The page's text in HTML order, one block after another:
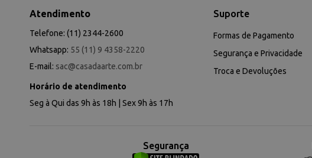
Atendimento
Telefone: (11) 2344-2600
Whatsapp: 55 (11) 9 4358-2220
E-mail: sac@casadaarte.com.br
Horário de atendimento
Seg à Qui das 9h às 18h | Sex 9h às 17h
Suporte
Formas de Pagamento
Segurança e Privacidade
Troca e Devoluções
Segurança